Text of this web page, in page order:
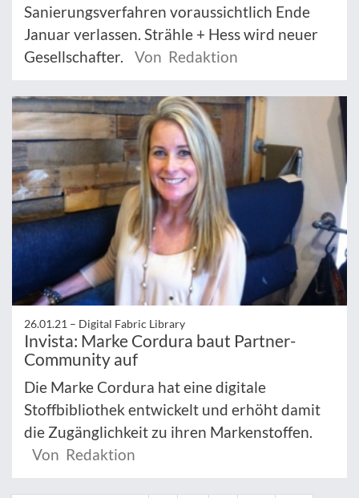
Sanierungsverfahren voraussichtlich Ende
Januar verlassen. Strähle + Hess wird neuer
Gesellschafter.
Von Redaktion
26.01.21 – Digital Fabric Library
Invista: Marke Cordura baut Partner-
Community auf
Die Marke Cordura hat eine digitale
Stoffbibliothek entwickelt und erhöht damit
die Zugänglichkeit zu ihren Markenstoffen.
Von Redaktion